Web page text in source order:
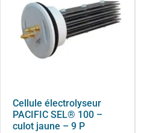
Cellule électrolyseur
PACIFIC SEL® 100 –
culot jaune – 9 P